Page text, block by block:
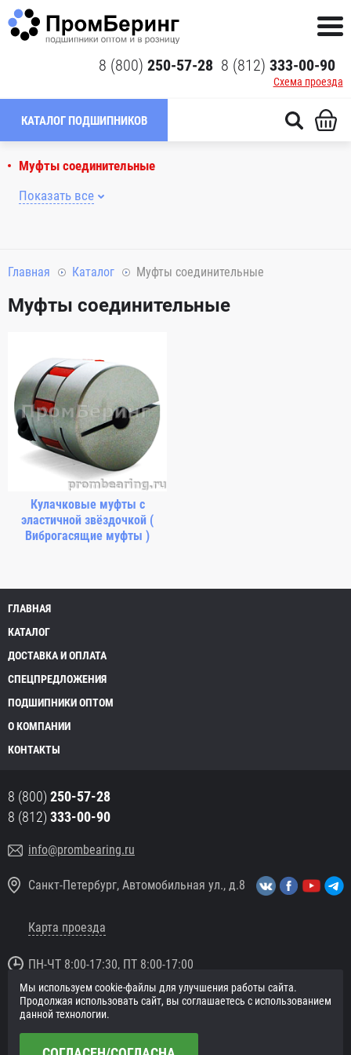
8 (800) 250-57-28 8 (812) 333-00-90
Схема проезда
КАТАЛОГ ПОДШИПНИКОВ
Муфты соединительные
Показать все
Главная Каталог Муфты соединительные
Муфты соединительные
Кулачковые муфты с
эластичной звёздочкой (
Виброгасящие муфты )
ГЛАВНАЯ
КАТАЛОГ
ДОСТАВКА И ОПЛАТА
СПЕЦПРЕДЛОЖЕНИЯ
ПОДШИПНИКИ ОПТОМ
О КОМПАНИИ
КОНТАКТЫ
8 (800) 250-57-28
8 (812) 333-00-90
info@prombearing.ru
Санкт-Петербург, Автомобильная ул., д.8
Карта проезда
ПН-ЧТ 8:00-17:30, ПТ 8:00-17:00
© 2016 «PromBearing.ru»
Подшипники оптом и в розницу.
Мы используем cookie-файлы для улучшения работы сайта.
Продолжая использовать сайт, вы соглашаетесь с использованием
данной технологии.